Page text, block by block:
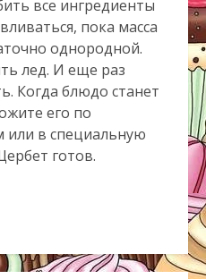
все ингредиенты
пока масса
однородной.
лед. И еще раз
Когда блюдо станет
его по
в специальную
готов.